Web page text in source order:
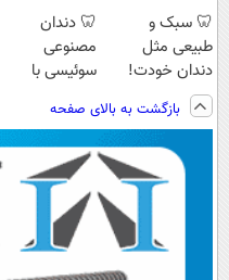
🦷 سبک و
طبیعی مثل
دندان خودت!
نصب آسان و
پرداخت اقساطی
💳 📍 تهران
🦷 دندان
مصنوعی
سوئیسی با
دیجیتال |
پرداخت در 4
قسط |📍 تهران
بازگشت به بالای صفحه